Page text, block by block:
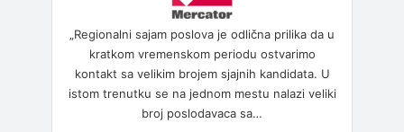
„Regionalni sajam poslova je odlična prilika da u
kratkom vremenskom periodu ostvarimo
kontakt sa velikim brojem sjajnih kandidata. U
istom trenutku se na jednom mestu nalazi veliki
broj poslodavaca sa…